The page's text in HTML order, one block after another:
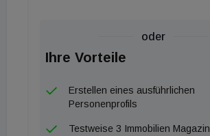
oder
Ihre Vorteile
Erstellen eines ausführlichen
Personenprofils
Testweise 3 Immobilien Magazin